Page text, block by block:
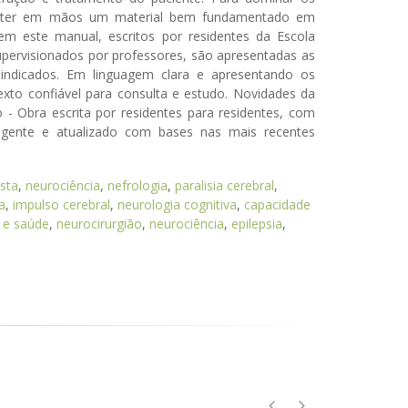
em mãos um material bem fundamentado em
este manual, escritos por residentes da Escola
por professores, são apresentadas as
Em linguagem clara e apresentando os
confiável para consulta e estudo. Novidades da
Obra escrita por residentes para residentes, com
e atualizado com bases nas mais recentes
, neurociência, nefrologia, paralisia cerebral,
, impulso cerebral, neurologia cognitiva, capacidade
saúde, neurocirurgião, neurociência, epilepsia,